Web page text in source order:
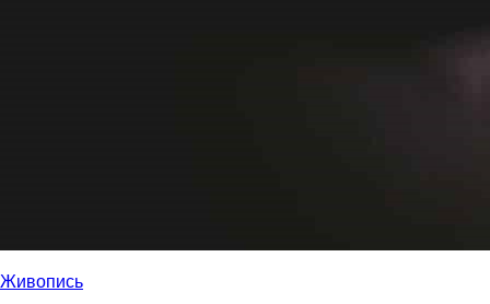
Живопись